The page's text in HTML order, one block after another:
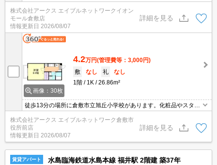
リング剤などをまとめて出し入れして、サッと身支度を整えられる
独立洗面台を採用しています。ベランダ付きの物件で、玄関と合わ
せて扉を開ければばすぐに部屋の換気ができます。
株式会社アークス エイブルネットワークイオン
モール倉敷店
情報更新日 2026/08/07
詳細を見る
画像：30枚
4.2万円(管理費等：3,000円)
敷
なし 礼
なし
1階
1K 26.86m²
徒歩13分の場所に倉敷市立旭丘小学校があります。化粧品やスタイ
リング剤などをまとめて出し入れして、サッと身支度を整えられる
独立洗面台を採用しています。ベランダ付きの物件で、玄関と合わ
せて扉を開ければばすぐに部屋の換気ができます。
株式会社アークス エイブルネットワーク倉敷市
役所前店
情報更新日 2026/08/07
詳細を見る
賃貸アパート 水島臨海鉄道水島本線 福井駅 2階建 築37年